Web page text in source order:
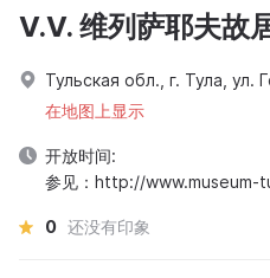
V.V. 维列萨耶夫故
Тульская обл., г. Тула, ул.
在地图上显示
开放时间:
参见：http://
0 还没有印象